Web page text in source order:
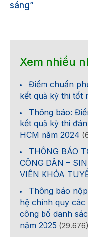
sáng”
Xem nhiều
Điểm chuẩn
kết quả kỳ thi tốt
Thông báo:
kết quả kỳ thi
HCM năm 2024
THÔNG BÁO
CÔNG DÂN –
VIÊN KHÓA
Thông báo
hệ chính quy
công bố danh
năm 2025 (29.676)